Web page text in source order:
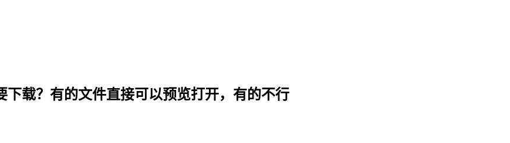
载？有的文件直接可以预览打开，有的不行